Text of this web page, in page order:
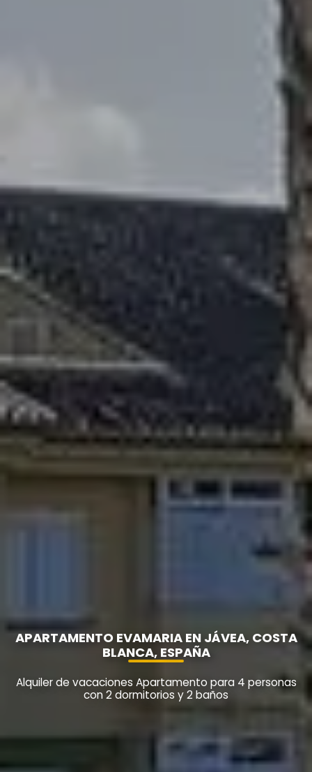
APARTAMENTO EVAMARIA EN JÁVEA, COSTA
BLANCA, ESPAÑA
Alquiler de vacaciones Apartamento para 4 personas
con 2 dormitorios y 2 baños